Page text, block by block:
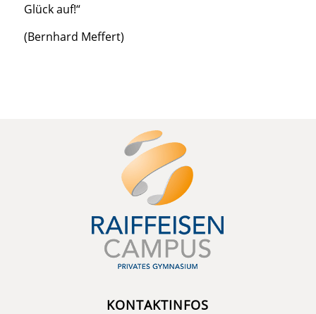
Glück auf!“
(Bernhard Meffert)
KONTAKTINFOS